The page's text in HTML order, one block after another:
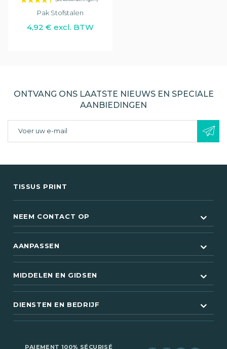
(18 beoordelingen)
Pak Stofstalen
4,92 € excl. BTW
ONTVANG ONS LAATSTE NIEUWS EN SPECIALE
AANBIEDINGEN
TISSUS PRINT
NEEM CONTACT OP
AANPASSEN
MIDDELEN EN GIDSEN
DIENSTEN EN BEDRIJF
PAIEMENT 100% SÉCURISÉ